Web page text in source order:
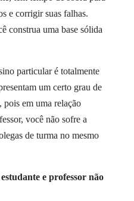
e corrigir suas falhas.
construa uma base sólida
particular é totalmente
um certo grau de
em uma relação
você não sofre a
de turma no mesmo
e professor não